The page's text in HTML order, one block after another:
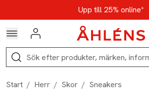
Hoppa till navigationsmenynUpp till 25% online*
Kod: AUG25 - Shoppa nu
Logga in
Sök
Start / Herr / Skor / Sneakers